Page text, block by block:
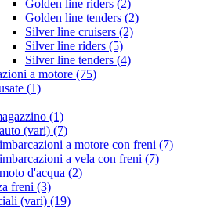
Golden line riders (2)
Golden line tenders (2)
Silver line cruisers (2)
Silver line riders (5)
Silver line tenders (4)
a motore (75)
(1)
(1)
(vari) (7)
a motore con freni (7)
a vela con freni (7)
d'acqua (2)
freni (3)
(vari) (19)